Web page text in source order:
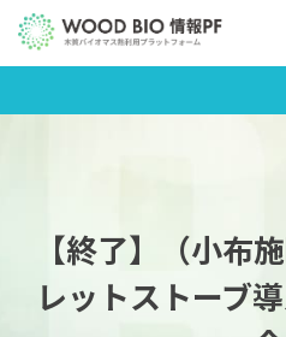
【終了】（小布
レットストーブ